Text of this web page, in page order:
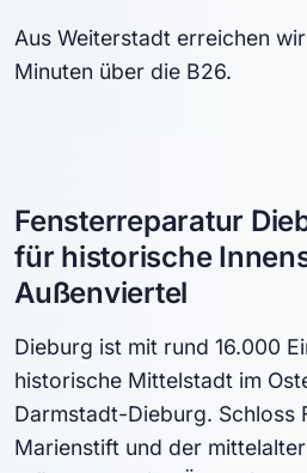
Aus Weiterstadt erreichen
Minuten über die B26.
Fensterreparatur
für historische
Außenviertel
Dieburg ist mit rund 16.000
historische Mittelstadt im
Darmstadt-Dieburg. Schloss
Marienstift und der